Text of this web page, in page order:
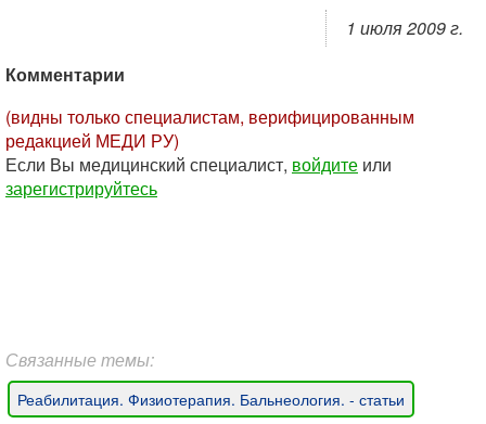
1 июля 2009 г.
Комментарии
(видны только специалистам, верифицированным
редакцией МЕДИ РУ)
Если Вы медицинский специалист, войдите или
зарегистрируйтесь
Связанные темы:
Реабилитация. Физиотерапия. Бальнеология. - статьи